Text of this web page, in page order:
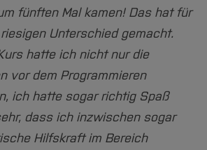
fünften Mal kamen! Das hat für
Unterschied gemacht.
hatte ich nicht nur die
vor dem Programmieren
ich hatte sogar richtig Spaß
dass ich inzwischen sogar
Hilfskraft im Bereich